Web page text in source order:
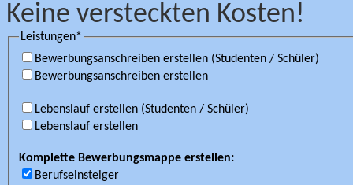
Keine versteckten Kosten!
Leistungen*
Bewerbungsanschreiben erstellen (Studenten / Schüler)
Bewerbungsanschreiben erstellen
Lebenslauf erstellen (Studenten / Schüler)
Lebenslauf erstellen
Komplette Bewerbungsmappe erstellen:
Berufseinsteiger